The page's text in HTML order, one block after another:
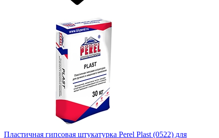
Пластичная гипсовая штукатурка Perel Plast (0522) для